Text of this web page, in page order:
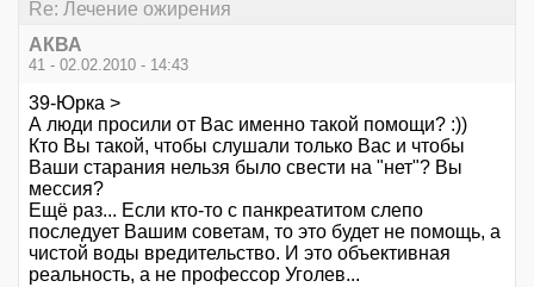
Re: Лечение ожирения
АКВА
41 - 02.02.2010 - 14:43
39-Юрка >
А люди просили от Вас именно такой помощи? :))
Кто Вы такой, чтобы слушали только Вас и чтобы
Ваши старания нельзя было свести на "нет"? Вы
мессия?
Ещё раз... Если кто-то с панкреатитом слепо
последует Вашим советам, то это будет не помощь, а
чистой воды вредительство. И это объективная
реальность, а не профессор Уголев...